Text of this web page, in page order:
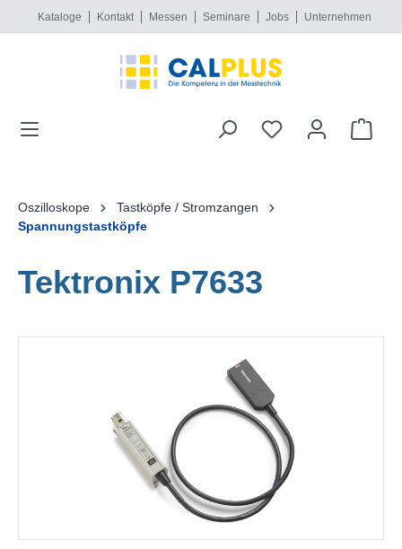
springen
Kataloge Kontakt Messen Seminare Jobs Unternehmen
Oszilloskope
Tastköpfe / Stromzangen
Spannungstastköpfe
Tektronix P7633